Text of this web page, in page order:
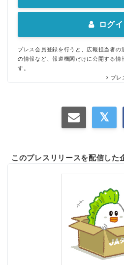
ログ
プレス会員登録を行うと、広報担当者の
の情報など、報道機関だけに公開する情
す。
プレ
このプレスリリースを配信した